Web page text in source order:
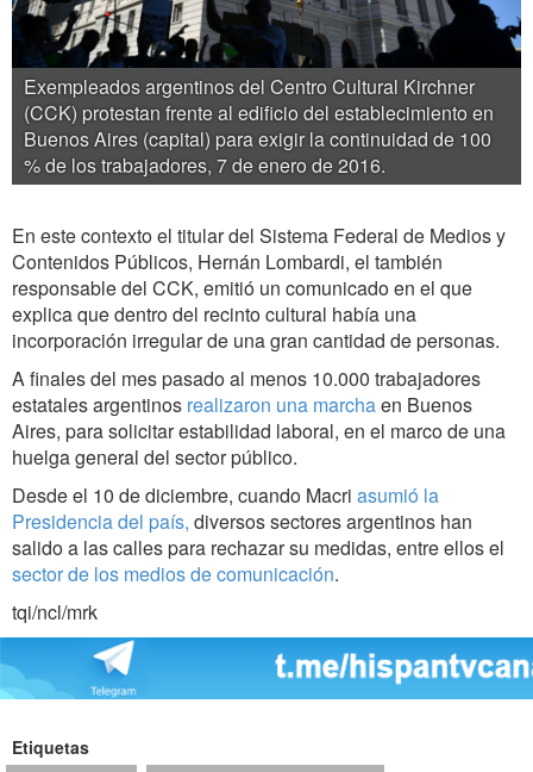
Exempleados argentinos del Centro Cultural Kirchner
(CCK) protestan frente al edificio del establecimiento en
Buenos Aires (capital) para exigir la continuidad de 100
% de los trabajadores, 7 de enero de 2016.
En este contexto el titular del Sistema Federal de Medios y
Contenidos Públicos, Hernán Lombardi, el también
responsable del CCK, emitió un comunicado en el que
explica que dentro del recinto cultural había una
incorporación irregular de una gran cantidad de personas.
A finales del mes pasado al menos 10.000 trabajadores
estatales argentinos realizaron una marchaen Buenos
Aires, para solicitar estabilidad laboral, en el marco de una
huelga general del sector público.
Desde el 10 de diciembre, cuando Macri asumió la
Presidencia del país, diversos sectores argentinos han
salido a las calles para rechazar su medidas, entre ellos el
sector de los medios de comunicación.
tqi/ncl/mrk
Etiquetas